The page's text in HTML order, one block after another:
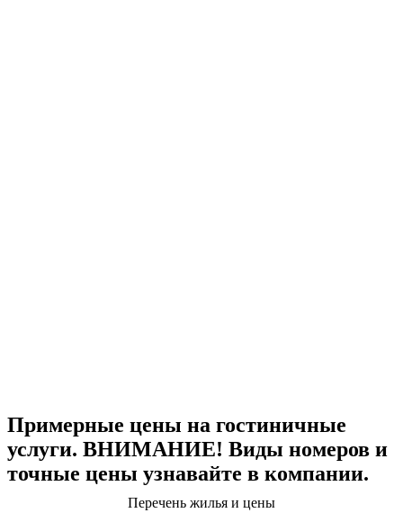
Примерные цены на гостиничные
услуги. ВНИМАНИЕ! Виды номеров и
точные цены узнавайте в компании.
Перечень жилья и цены